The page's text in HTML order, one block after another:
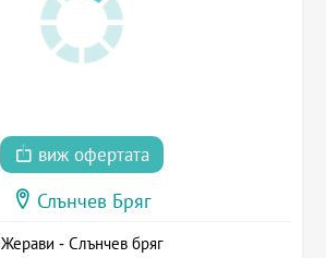
виж офертата
Слънчев Бряг
Жерави - Слънчев бряг